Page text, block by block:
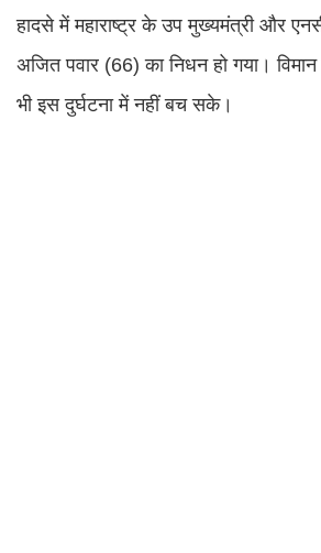
हादसे में महाराष्ट्र के उप मुख्यमंत्री और
अजित पवार (66) का निधन हो गया।
भी इस दुर्घटना में नहीं बच सके।